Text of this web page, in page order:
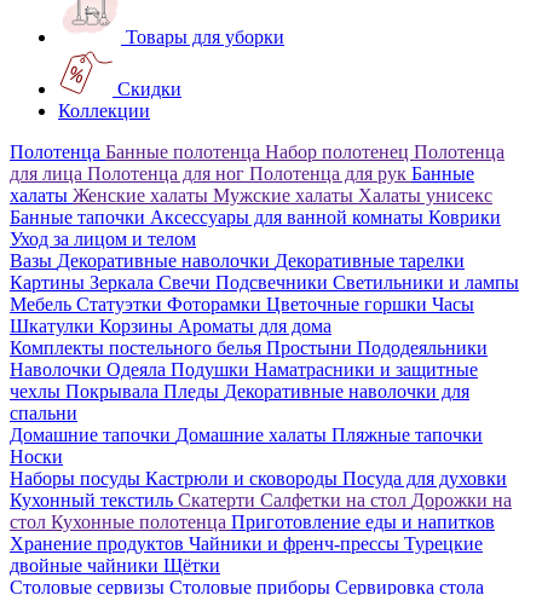
Товары для уборки
Скидки
Коллекции
Полотенца Банные полотенца Набор полотенец Полотенца
для лица Полотенца для ног Полотенца для рук Банные
халаты Женские халаты Мужские халаты Халаты унисекс
Банные тапочки Аксессуары для ванной комнаты Коврики
Уход за лицом и телом
Вазы Декоративные наволочки Декоративные тарелки
Картины Зеркала Свечи Подсвечники Светильники и лампы
Мебель Статуэтки Фоторамки Цветочные горшки Часы
Шкатулки Корзины Ароматы для дома
Комплекты постельного белья Простыни Пододеяльники
Наволочки Одеяла Подушки Наматрасники и защитные
чехлы Покрывала Пледы Декоративные наволочки для
спальни
Домашние тапочки Домашние халаты Пляжные тапочки
Носки
Наборы посуды Кастрюли и сковороды Посуда для духовки
Кухонный текстиль Скатерти Салфетки на стол Дорожки на
стол Кухонные полотенца Приготовление еды и напитков
Хранение продуктов Чайники и френч-прессы Турецкие
двойные чайники Щётки
Столовые сервизы Столовые приборы Сервировка стола